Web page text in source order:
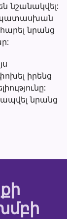
նշանակվել:
նրանց
իրենց
նրանց